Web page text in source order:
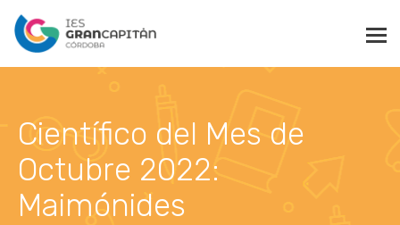
Científico del Mes de
Octubre 2022:
Maimónides